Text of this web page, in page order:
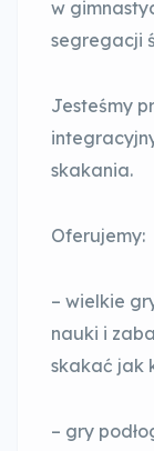
w
segregacji
Jesteśmy
skakania.
Oferujemy:
– wielkie
nauki i
skakać jak
– gry